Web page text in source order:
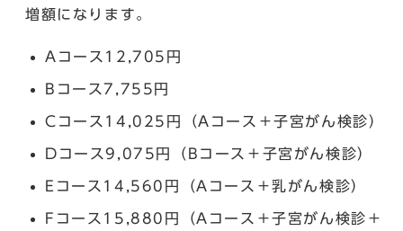
増額になります。
Aコース12,705円
Bコース7,755円
Cコース14,025円（Aコース＋子宮がん検診）
Dコース9,075円（Bコース＋子宮がん検診）
Eコース14,560円（Aコース＋乳がん検診）
Fコース15,880円（Aコース＋子宮がん検診＋